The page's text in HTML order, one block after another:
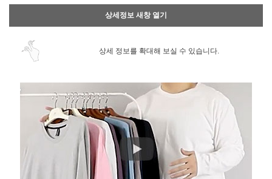
상세정보 새창 열기
상세 정보를 확대해 보실 수 있습니다.